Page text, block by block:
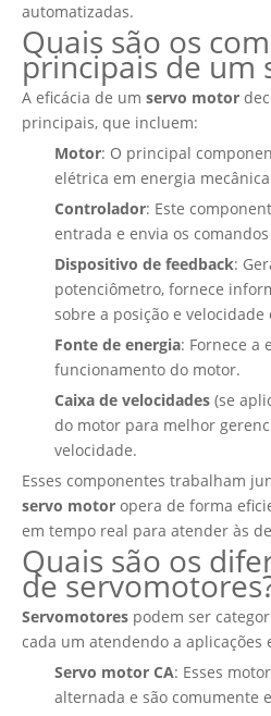
automatizadas.
Quais são os
principais de um
A eficácia de um servo motor
principais, que incluem:
Motor: O principal
elétrica em energia
Controlador: Este
entrada e envia os
Dispositivo de feedback:
potenciômetro, fornece
sobre a posição e velocidade
Fonte de energia: Fornece a
funcionamento do motor.
Caixa de velocidades (se
do motor para melhor
velocidade.
Esses componentes trabalham
servo motor opera de forma
em tempo real para atender às
Quais são os
de
Servomotores podem ser
cada um atendendo a aplicações
Servo motor CA: Esses
alternada e são comumente